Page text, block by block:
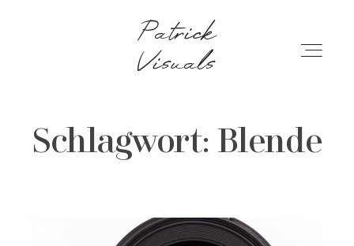
Patrick
Visuals
Patrick Visuals
Schlagwort: Blende